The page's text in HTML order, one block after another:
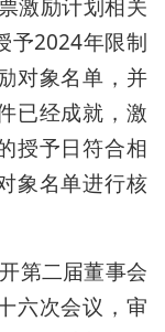
激励计划相关
予2024年限制
对象名单，并
已经成就，激
授予日符合相
象名单进行核
第二届董事会
六次会议，审